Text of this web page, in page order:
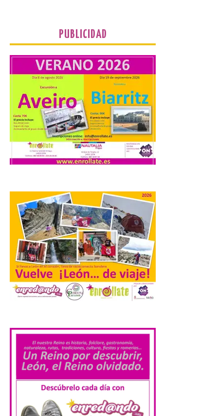
Despega el primer avión
de Iberia con wifi de alta
velocidad gratuito de
Starlink
6 Ago 2026
Iberia se convierte en la
primera aerolínea
española en ofrecer wifi a
bordo de Starlink, la
constelación de satélites
más avanzada del mundo, desarrollada
La Junta promueve la
contratación temporal de
jóvenes desempleados
para la realización de
obras y servicios de
interés general y social
con más de 8,7 millones de
euros de inversión
Industria, Universidades,
Empleo y Comercio
destina 8,75 millones de
euros al programa JOVEL
2026, cofinanciado por el Fondo Social
Europeo Plus (FSE+), para favorecer la
desempleados inscritos en el Sistema
Nacional de […]
PUBLICIDAD